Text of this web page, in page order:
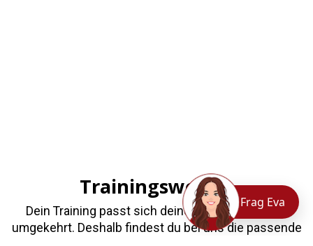
Mitgliederbereich
Trainingswelten
Dein Training passt sich deinem Leben an, nicht
umgekehrt. Deshalb findest du bei uns die passende
Frag Eva